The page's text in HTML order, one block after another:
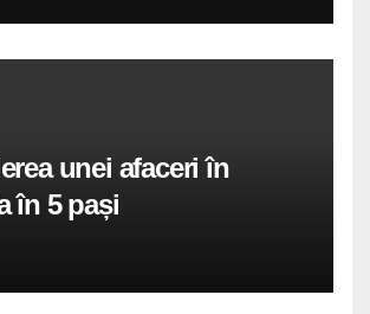
unei afaceri în
în 5 pași